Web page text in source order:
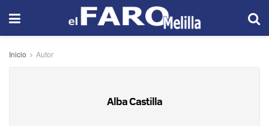
Inicio Autor
Alba Castilla